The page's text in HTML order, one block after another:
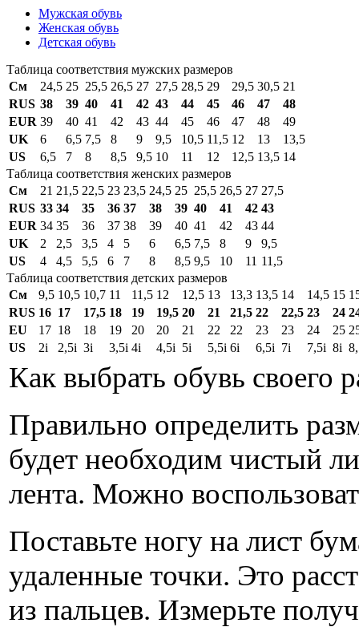
Мужская обувь
Женская обувь
Детская обувь
Таблица соответствия мужских размеров
См
24,5 25 25,5 26,5 27 27,5 28,5 29 29,5 30,5 21
RUS 38 39 40 41 42 43 44 45 46 47
48
EUR 39 40 41 42 43 44 45 46 47 48
49
UK
6 6,5 7,5 8 9 9,5 10,5 11,5 12 13
13,5
US
6,5 7 8 8,5 9,5 10 11 12 12,5 13,5 14
Таблица соответствия женских размеров
См
21 21,5 22,5 23 23,5 24,5 25 25,5 26,5 27 27,5
RUS 33 34 35 36 37 38 39 40 41 42 43
EUR 34 35 36 37 38 39 40 41 42 43 44
UK
2 2,5 3,5 4 5 6 6,5 7,5 8 9
9,5
US
4 4,5 5,5 6 7 8 8,5 9,5 10 11 11,5
Таблица соответствия детских размеров
См
9,5 10,5 10,7 11 11,5 12 12,5 13 13,3 13,5 14 14,5 15
RUS 16 17 17,5 18 19 19,5 20 21 21,5 22 22,5 23 24
EU
17 18 18 19 20 20 21 22 22 23 23 24 25
US
2i 2,5i 3i 3,5i 4i 4,5i 5i 5,5i 6i 6,5i 7i 7,5i 8i
Как выбрать обувь своего
Правильно определить
будет необходим чистый
лента. Можно
Поставьте ногу на лист
удаленные точки. Это
из пальцев. Измерьте